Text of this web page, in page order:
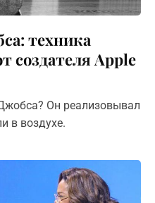
техника
создателя Apple
в воздухе.